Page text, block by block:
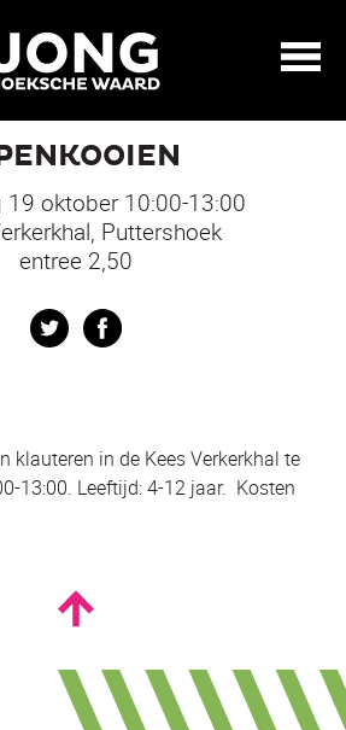
19 oktober 10:00-13:00
Puttershoek
entree 2,50
Twitter
klauteren in de Kees Verkerkhal te
13:00. Leeftijd: 4-12 jaar. Kosten